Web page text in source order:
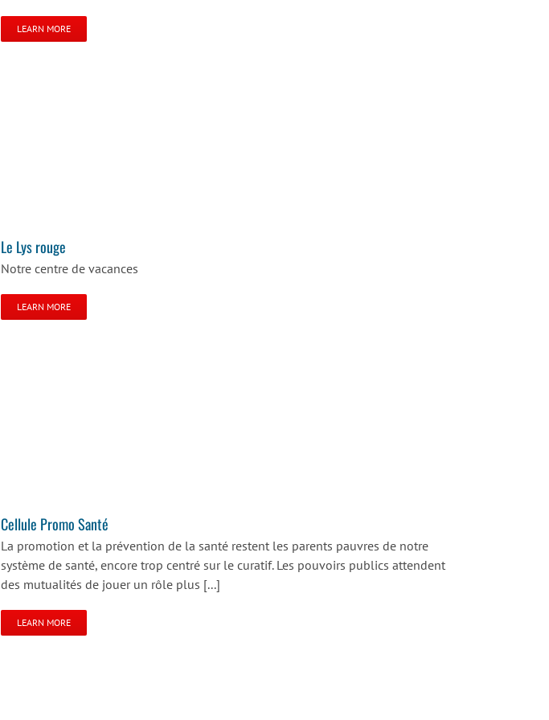
LEARN MORE
Le Lys rouge
Notre centre de vacances
LEARN MORE
Cellule Promo Santé
La promotion et la prévention de la santé restent les parents pauvres de notre
système de santé, encore trop centré sur le curatif. Les pouvoirs publics attendent
des mutualités de jouer un rôle plus [...]
LEARN MORE